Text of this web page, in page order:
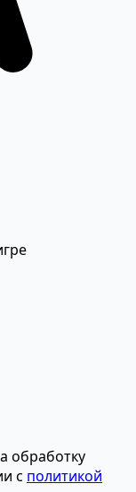
обработку
с политикой